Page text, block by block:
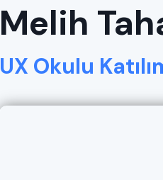
Melih
UX Okulu